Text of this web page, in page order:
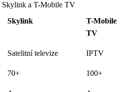
Skylink a T-Mobile TV
Skylink
T-Mobile
TV
Satelitní televize IPTV
70+ 100+